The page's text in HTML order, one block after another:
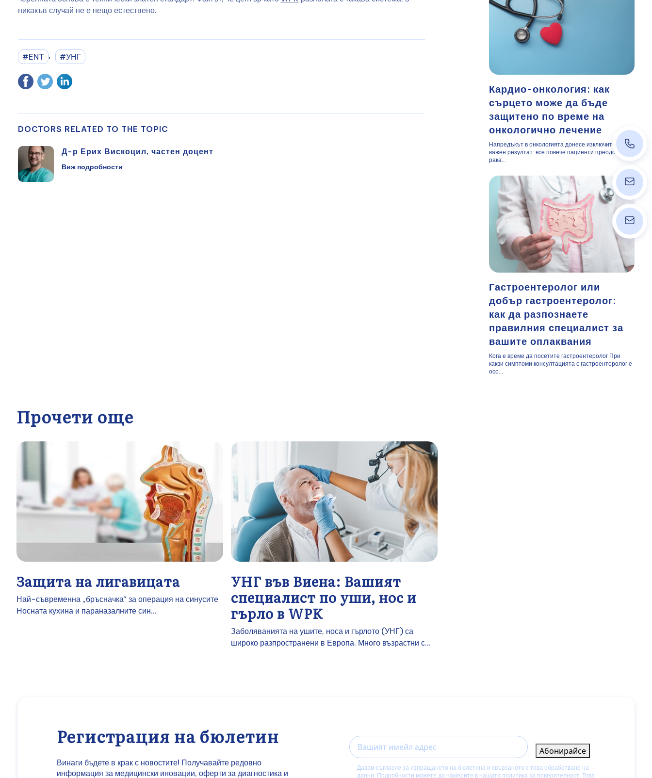
никакъв случай не е нещо естествено.
#ENT , #УНГ
DOCTORS RELATED TO THE TOPIC
Д-р Ерих Вискоцил, частен доцент
Виж подробности
Кардио-онкология: как
сърцето може да бъде
защитено по време на
онкологично лечение
Напредъкът в онкологията донесе изключително
важен резултат: все повече пациенти преодоляват
рака...
Гастроентеролог или
добър гастроентеролог:
как да разпознаете
правилния специалист за
вашите оплаквания
Кога е време да посетите гастроентеролог При
какви симптоми консултацията с гастроентеролог е
осо...
Прочети още
Защита на лигавицата
Най-съвременна „бръсначка“ за операция на синусите
Носната кухина и параназалните син...
УНГ във Виена: Вашият
специалист по уши, нос и
гърло в WPK
Заболяванията на ушите, носа и гърлото (УНГ) са
широко разпространени в Европа. Много възрастни с...
Регистрация на бюлетин
Винаги бъдете в крак с новостите! Получавайте редовно
информация за медицински иновации, оферти за диагностика и
Email
Абонирайсе
Давам съгласие за изпращането на бюлетина и свързаното с това обработване на
данни. Подробности можете да намерите в нашата политика за поверителност. Това
+43